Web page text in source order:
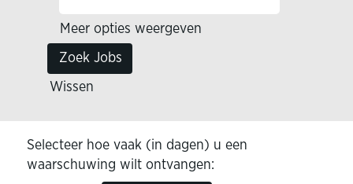
Meer opties weergeven
Wissen
Selecteer hoe vaak (in dagen) u een
waarschuwing wilt ontvangen: